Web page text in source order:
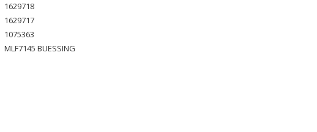
1629718
1629717
1075363
MLF7145 BUESSING